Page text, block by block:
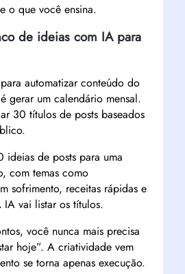
o que você ensina.
de ideias com IA para
automatizar conteúdo do
gerar um calendário mensal.
30 títulos de posts baseados
ideias de posts para uma
com temas como
sofrimento, receitas rápidas e
vai listar os títulos.
você nunca mais precisa
hoje”. A criatividade vem
se torna apenas execução.